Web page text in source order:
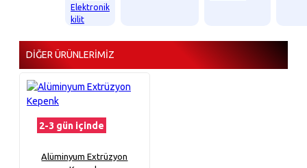
Elektronik
kilit
DIĞER ÜRÜNLERIMIZ
2-3 gün içinde
Alüminyum Extrüzyon